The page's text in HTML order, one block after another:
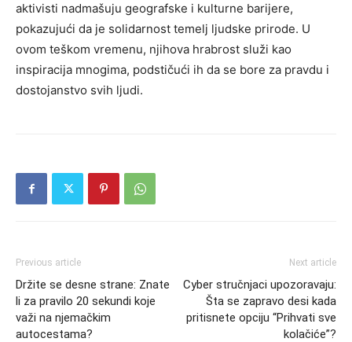
aktivisti nadmašuju geografske i kulturne barijere,
pokazujući da je solidarnost temelj ljudske prirode. U
ovom teškom vremenu, njihova hrabrost služi kao
inspiracija mnogima, podstičući ih da se bore za pravdu i
dostojanstvo svih ljudi.
Previous article
Držite se desne strane: Znate
li za pravilo 20 sekundi koje
važi na njemačkim
autocestama?
Next article
Cyber stručnjaci upozoravaju:
Šta se zapravo desi kada
pritisnete opciju “Prihvati sve
kolačiće”?